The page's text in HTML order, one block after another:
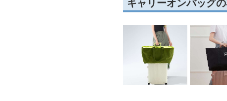
キャリーオンバッグ